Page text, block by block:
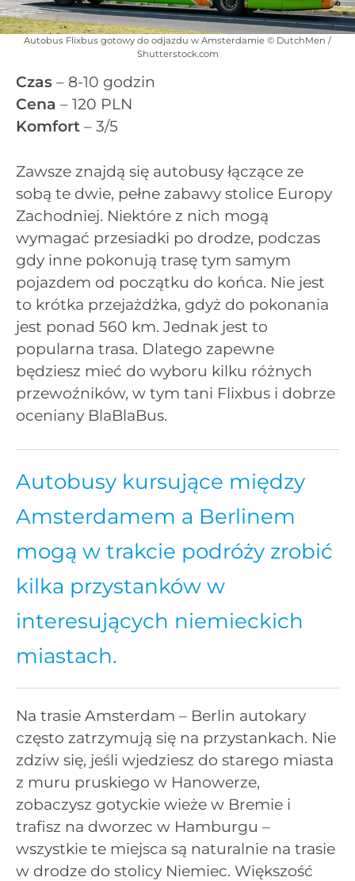
Autobus Flixbus gotowy do odjazdu w Amsterdamie © DutchMen /
Shutterstock.com
Czas – 8-10 godzin
Cena – 120 PLN
Komfort – 3/5
Zawsze znajdą się autobusy łączące ze
sobą te dwie, pełne zabawy stolice Europy
Zachodniej. Niektóre z nich mogą
wymagać przesiadki po drodze, podczas
gdy inne pokonują trasę tym samym
pojazdem od początku do końca. Nie jest
to krótka przejażdżka, gdyż do pokonania
jest ponad 560 km. Jednak jest to
popularna trasa. Dlatego zapewne
będziesz mieć do wyboru kilku różnych
przewoźników, w tym tani Flixbus i dobrze
oceniany BlaBlaBus.
Autobusy kursujące między
Amsterdamem a Berlinem
mogą w trakcie podróży zrobić
kilka przystanków w
interesujących niemieckich
miastach.
Na trasie Amsterdam – Berlin autokary
często zatrzymują się na przystankach. Nie
zdziw się, jeśli wjedziesz do starego miasta
z muru pruskiego w Hanowerze,
zobaczysz gotyckie wieże w Bremie i
trafisz na dworzec w Hamburgu –
wszystkie te miejsca są naturalnie na trasie
w drodze do stolicy Niemiec. Większość